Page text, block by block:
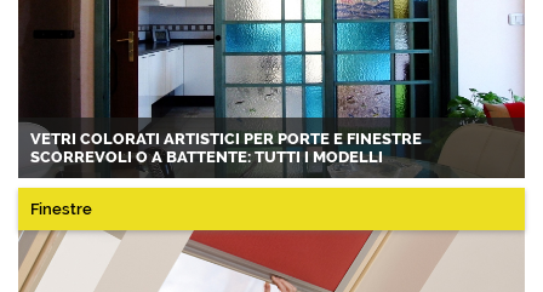
VETRI COLORATI ARTISTICI PER PORTE E FINESTRE
SCORREVOLI O A BATTENTE: TUTTI I MODELLI
Finestre